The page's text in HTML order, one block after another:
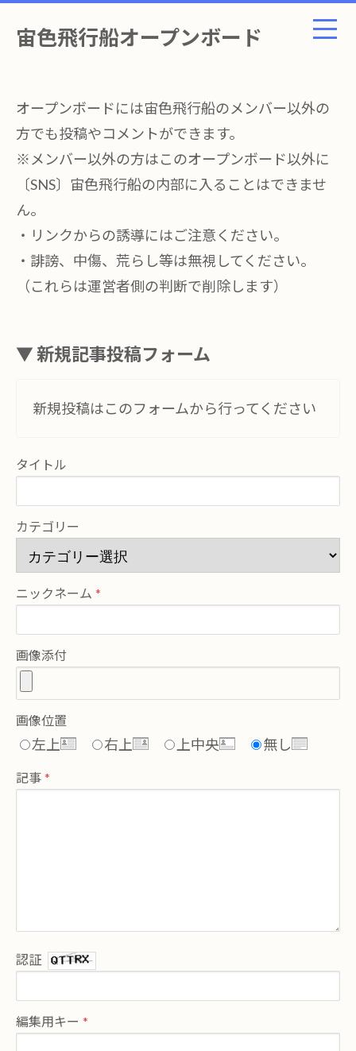
宙色飛行船オープンボード
オープンボードには宙色飛行船のメンバー以外の
方でも投稿やコメントができます。
※メンバー以外の方はこのオープンボード以外に
〔SNS〕宙色飛行船の内部に入ることはできませ
ん。
・リンクからの誘導にはご注意ください。
・誹謗、中傷、荒らし等は無視してください。
（これらは運営者側の判断で削除します）
▼ 新規記事投稿フォーム
新規投稿はこのフォームから行ってください
タイトル
カテゴリー
ニックネーム
画像添付
画像位置
左上 右上 上中央 無し
記事
認証
編集用キー